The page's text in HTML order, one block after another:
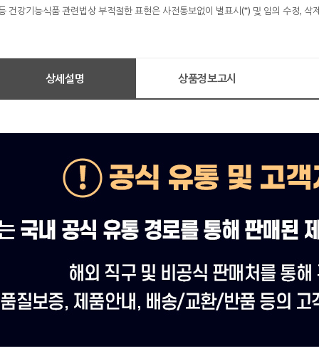
건강기능식품 관련법상 부적절한 표현은 사전통보없이 별표시(*) 및 임의 수정, 삭
상세설명 상품정보고시